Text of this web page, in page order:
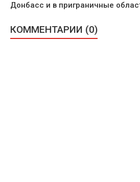
Донбасс и в приграничные
КОММЕНТАРИИ (0)